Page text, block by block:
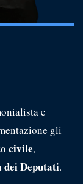
e
gli
civile,
dei Deputati.